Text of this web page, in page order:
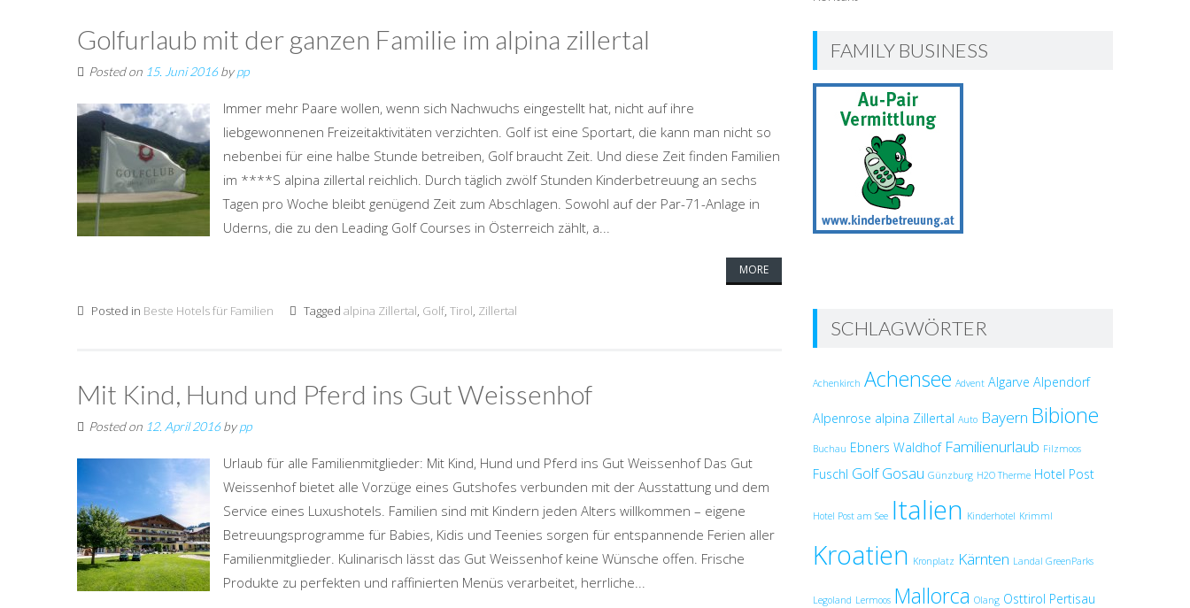
Golfurlaub mit der ganzen Familie im alpina zillertal
Posted on 15. Juni 2016bypp
Immer mehr Paare wollen, wenn sich Nachwuchs eingestellt hat, nicht auf ihre
liebgewonnenen Freizeitaktivitäten verzichten. Golf ist eine Sportart, die kann man nicht so
nebenbei für eine halbe Stunde betreiben, Golf braucht Zeit. Und diese Zeit finden Familien
im ****S alpina zillertal reichlich. Durch täglich zwölf Stunden Kinderbetreuung an sechs
Tagen pro Woche bleibt genügend Zeit zum Abschlagen. Sowohl auf der Par-71-Anlage in
Uderns, die zu den Leading Golf Courses in Österreich zählt, a...
MORE
Posted in Beste Hotels für Familien Tagged alpina Zillertal, Golf, Tirol, Zillertal
Mit Kind, Hund und Pferd ins Gut Weissenhof
Posted on 12. April 2016bypp
Urlaub für alle Familienmitglieder: Mit Kind, Hund und Pferd ins Gut Weissenhof Das Gut
Weissenhof bietet alle Vorzüge eines Gutshofes verbunden mit der Ausstattung und dem
Service eines Luxushotels. Familien sind mit Kindern jeden Alters willkommen – eigene
Betreuungsprogramme für Babies, Kidis und Teenies sorgen für entspannende Ferien aller
Familienmitglieder. Kulinarisch lässt das Gut Weissenhof keine Wünsche offen. Frische
Produkte zu perfekten und raffinierten Menüs verarbeitet, herrliche...
FAMILY BUSINESS
SCHLAGWÖRTER
Achenkirch Achensee Advent Algarve Alpendorf
Alpenrose alpina Zillertal Auto Bayern Bibione
Buchau Ebners Waldhof Familienurlaub Filzmoos
Fuschl Golf Gosau Günzburg H2O Therme Hotel Post
Hotel Post am See Italien Kinderhotel Krimml
Kroatien Kronplatz Kärnten Landal GreenParks
Legoland Lermoos Mallorca Olang Osttirol Pertisau